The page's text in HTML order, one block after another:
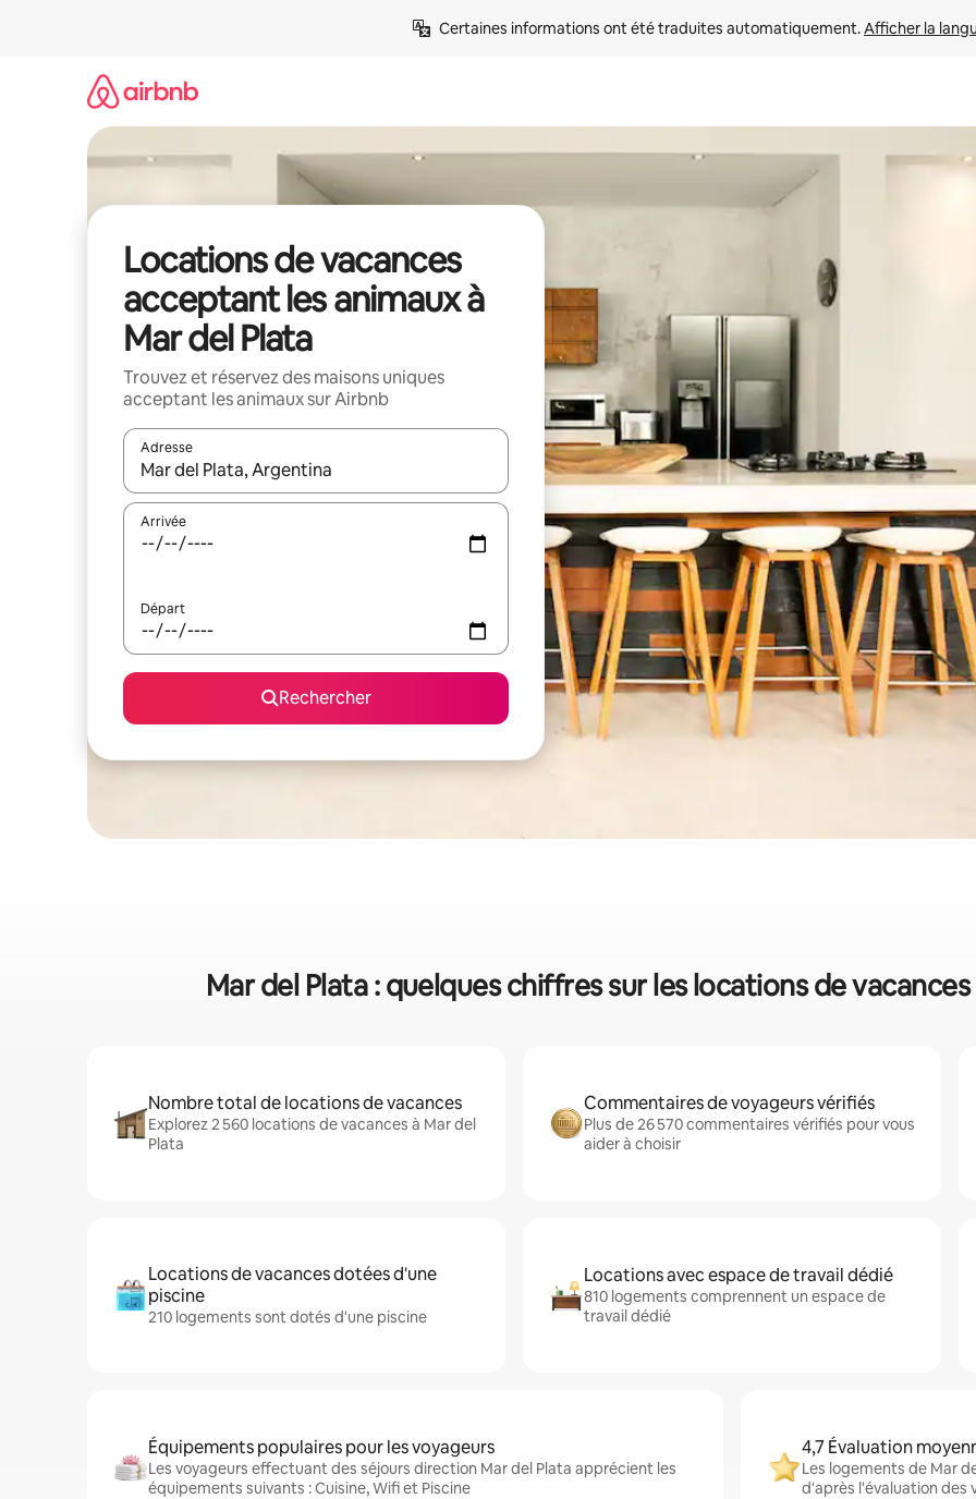
Certaines informations ont été traduites automatiquement. Afficher la
Locations de vacances
acceptant les animaux à
Mar del Plata
Trouvez et réservez des maisons uniques
acceptant les animaux sur Airbnb
Adresse
Lorsque les résultats s'affichent, utilisez les flèches vers le haut et vers le bas pour les parcourir ou en appuyant et en
Arrivée
Départ
Rechercher
Mar del Plata : quelques chiffres sur les locations de
Nombre total de locations de vacances
Explorez 2 560 locations de vacances à Mar del
Plata
Commentaires de voyageurs vérifiés
Plus de 26 570 commentaires vérifiés pour vous
aider à choisir
Locations de vacances dotées d'une
piscine
210 logements sont dotés d'une piscine
Locations avec espace de travail dédié
810 logements comprennent un espace de
travail dédié
Équipements populaires pour les voyageurs
Les voyageurs effectuant des séjours direction Mar del Plata apprécient les
équipements suivants : Cuisine, Wifi et Piscine
4,7 Évaluation
Les logements de Mar
d'après l'évaluation des